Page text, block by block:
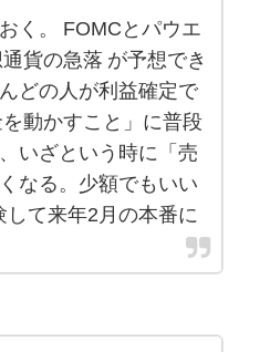
く。 FOMCとパウエ
貨の急落 が予想でき
どの人が利益確定で
動かすこと」に普段
いざという時に「売
なる。少額でもいい
して来年2月の本番に